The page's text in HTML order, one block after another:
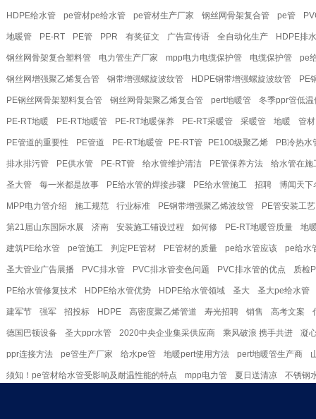
HDPE给水管 pe管材pe给水管 pe管材生产厂家 钢丝网骨架复合管 pe管
地暖管 PE-RT PE管 PPR 有奖征文 广告宣传语 全自动化生产 HDPE排
钢丝网骨架复合塑料管 电力管生产厂家 mpp电力电缆保护管 电缆保护管 pe
钢丝网增强聚乙烯复合管 钢带增强螺旋波纹管 HDPE钢带增强螺旋波纹管 PE
PE钢丝网骨架塑料复合管 钢丝网骨架聚乙烯复合管 pert地暖管 冬季ppr管低温
PE-RT地暖 PE-RT地暖管 PE-RT地暖保养 PE-RT采暖管 采暖管 地暖 管材
PE管道的重要性 PE管道 PE-RT地暖管​ PE-RT管​ PE100级聚乙烯 PB冷热水
排水排污管 PE供水管 PE-RT管 给水管维护清洁 PE管保养方法 给水管在施
圣大管 每一米都是故事 PE给水管的焊接步骤 PE给水管施工 招聘 博闻天下
MPP电力管介绍 施工规范 行业标准 PE钢带增强聚乙烯波纹管 PE管安装工艺
第21届山东国际水展 济南 安装施工铺设过程 如何修 PE-RT地暖管质量 地
建筑PE给水管 pe管施工 判定PE管材 PE管材的质量 pe给水管应该 pe给水
圣大管业广告展播 PVC排水管 PVC排水管变色问题 PVC排水管的优点 质检
PE给水管修复技术 HDPE给水管优势 HDPE给水管领域 圣大 圣大pe给水管
建军节 强军 招投标 HDPE 高密度聚乙烯管道 寿光招聘 销售 高考文案
德国巴顿设备 圣大ppr水管 2020中央企业集采供应商 乘风破浪 携手共进 凝
ppr连接方法 pe管生产厂家 给水pe管 地暖pert使用方法 pert地暖管生产商
须知！pe管材给水管受影响及耐温性能的特点 mpp电力管 夏日送清凉 不锈钢